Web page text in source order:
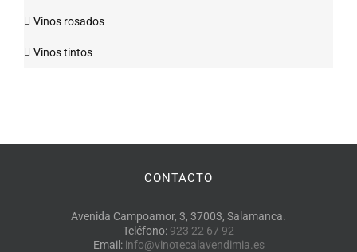
Vinos rosados
Vinos tintos
CONTACTO
Avenida Campoamor, 3, 37003, Salamanca.
Teléfono: 923 22 67 92
Email: info@vinotecalavendimia.es